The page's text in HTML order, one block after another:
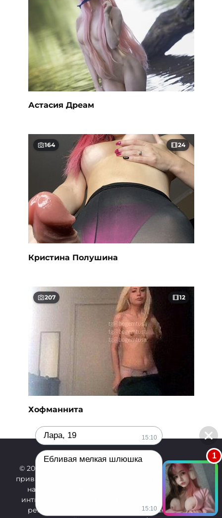
Астасия Дреам
164 24
Кристина Полушина
207 12
Хофманнита
© 2026 FAPACHI
- это огромная коллекция свежих
приватных сливов девушек со всего мира. У нас ты
найдёшь самые горячие и актуальные утечки
интимного контента совершенно бесплатно: без
регистрации, без подписок и без каких-либо
Лара, 19 15:10
Ебливая мелкая шлюшка
15:10
1